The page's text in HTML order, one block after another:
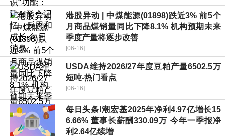
港股异动 | 中煤能源(01898)跌近3% 前5个
月商品煤销量同比下降8.1% 机构预期未来
季度产量将逐步改善
[06-16]
USDA维持2026/27年度豆粕产量6502.5万
短吨-热门看点
[06-16]
每日头条!潮宏基2025年净利4.97亿增长15
6.66% 董事长薪酬330.09万 今年一季报净
利2.64亿续增